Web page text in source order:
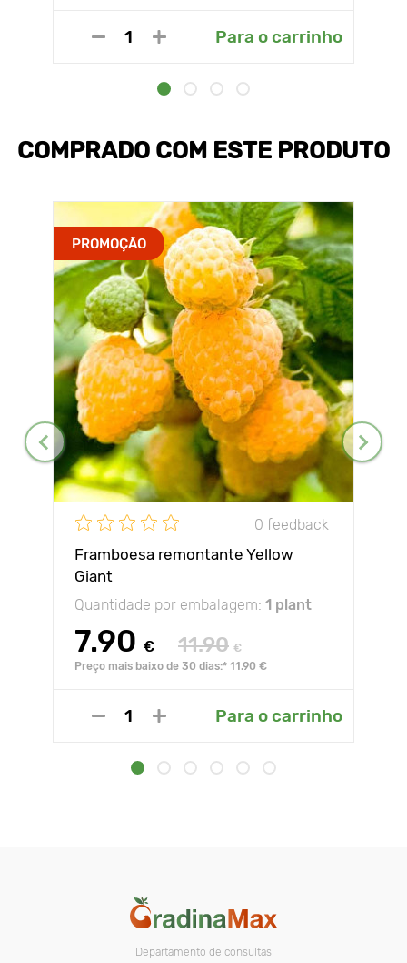
Para o carrinho
COMPRADO COM ESTE PRODUTO
PROMOÇÃO
0 feedback
Framboesa remontante Yellow
Giant
Quantidade por embalagem: 1 plant
7.90 € 11.90 €
Preço mais baixo de 30 dias:* 11.90 €
Para o carrinho
Departamento de consultas